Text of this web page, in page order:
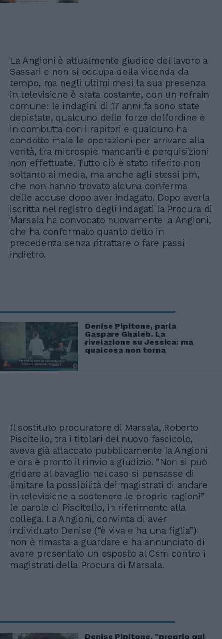
La Angioni è attualmente giudice del lavoro a
Sassari e non si occupa della vicenda da
tempo, ma negli ultimi mesi la sua presenza
in televisione è stata costante, con un refrain
comune: le indagini di 17 anni fa sono state
depistate, qualcuno delle forze dell’ordine è
in combutta con i rapitori e qualcuno ha
condotto male le operazioni per arrivare alla
verità, tra microspie mancanti e perquisizioni
non effettuate. Tutto ciò è stato riferito non
soltanto ai media, ma anche agli stessi pm,
che non hanno trovato alcuna conferma
delle accuse dopo aver indagato. Dopo averla
iscritta nel registro degli indagati la Procura di
Marsala ha convocato nuovamente la Angioni,
che ha confermato quanto detto in
precedenza senza ritrattare o fare passi
indietro.
Denise Pipitone, parla
Gaspare Ghaleb. La
rivelazione su Jessica: ma
qualcosa non torna
Il sostituto procuratore di Marsala, Roberto
Piscitello, tra i titolari del nuovo fascicolo,
aveva già attaccato pubblicamente la Angioni
e ora è pronto il rinvio a giudizio. “Non si può
gridare al bavaglio nel caso si pensasse di
limitare la possibilità dei magistrati di andare
in televisione a sostenere le proprie ragioni”
le parole di Piscitello, in riferimento alla
collega. La Angioni, convinta di aver
individuato Denise (“è viva e ha una figlia”)
non è rimasta a guardare e ha annunciato di
avere presentato un esposto al Csm contro i
magistrati della Procura di Marsala.
Denise Pipitone, "proprio qui